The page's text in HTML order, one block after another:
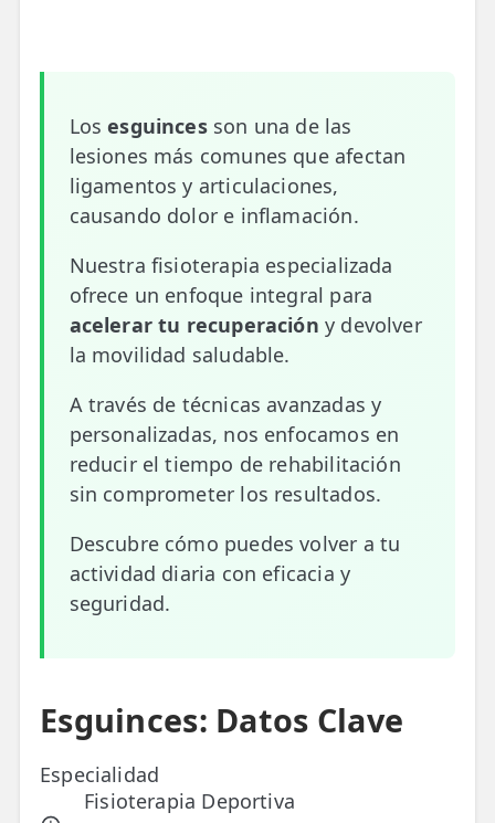
📍 Getafe
TIENDA
🛍️ Tienda Bonos
🛍️ Tienda Productos Fisioterapia
🛒 Carrito
❤️ Ofertas
CONTACTO
☎️ 91 005 23 63
📧 Contacta
🩻 Fisioterapia Traumatológica
😧 Fisioterapia ATM
🦴 Osteopatía
💆 Masajes Madrid
🏅 Fisioterapia Deportiva
Losesguincesson una de las
lesiones más comunes que afectan
ligamentos y articulaciones,
causando dolor e inflamación.
Nuestra fisioterapia especializada
ofrece un enfoque integral para
acelerar tu recuperación y devolver
la movilidad saludable.
A través de técnicas avanzadas y
personalizadas, nos enfocamos en
reducir el tiempo de rehabilitación
sin comprometer los resultados.
Descubre cómo puedes volver a tu
actividad diaria con eficacia y
seguridad.
Esguinces: Datos Clave
Especialidad
Fisioterapia Deportiva